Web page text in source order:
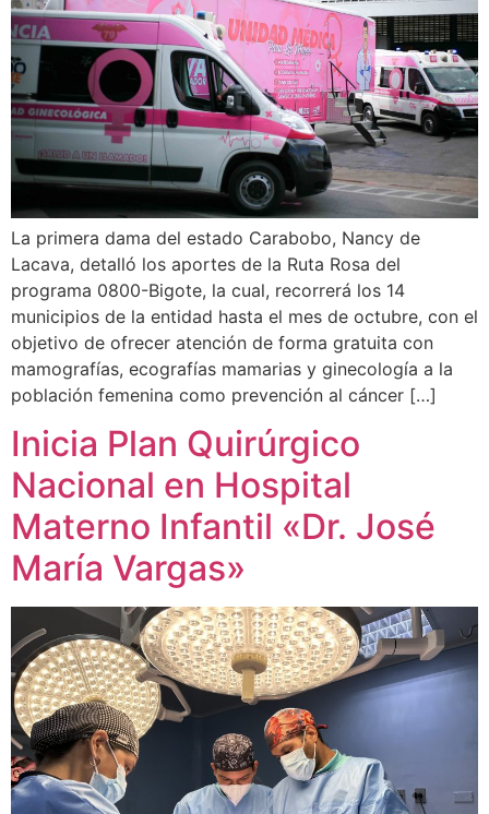
La primera dama del estado Carabobo, Nancy de
Lacava, detalló los aportes de la Ruta Rosa del
programa 0800-Bigote, la cual, recorrerá los 14
municipios de la entidad hasta el mes de octubre, con el
objetivo de ofrecer atención de forma gratuita con
mamografías, ecografías mamarias y ginecología a la
población femenina como prevención al cáncer […]
Inicia Plan Quirúrgico
Nacional en Hospital
Materno Infantil «Dr. José
María Vargas»